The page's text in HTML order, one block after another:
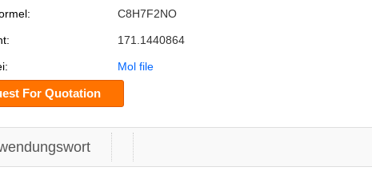
C8H7F2NO
171.1440864
Mol file
For Quotation